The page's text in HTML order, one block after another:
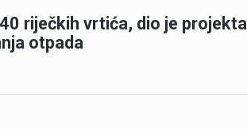
riječkih vrtića, dio je projekta
otpada